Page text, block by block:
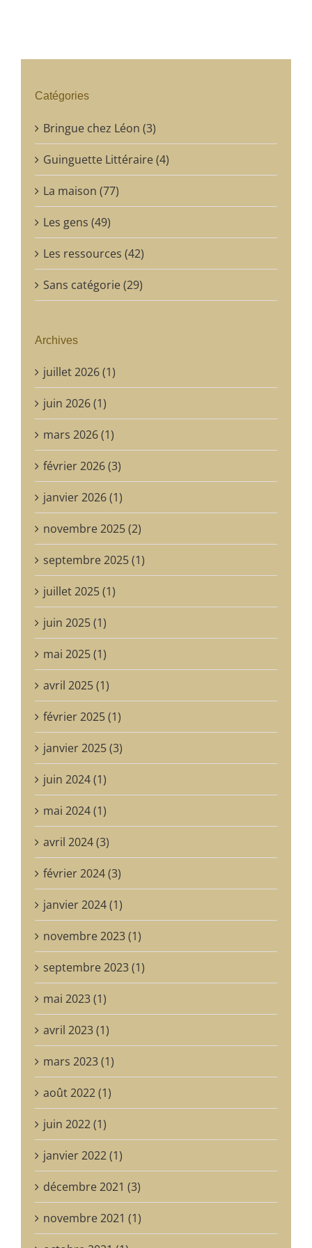
Catégories
Bringue chez Léon (3)
Guinguette Littéraire (4)
La maison (77)
Les gens (49)
Les ressources (42)
Sans catégorie (29)
Archives
juillet 2026 (1)
juin 2026 (1)
mars 2026 (1)
février 2026 (3)
janvier 2026 (1)
novembre 2025 (2)
septembre 2025 (1)
juillet 2025 (1)
juin 2025 (1)
mai 2025 (1)
avril 2025 (1)
février 2025 (1)
janvier 2025 (3)
juin 2024 (1)
mai 2024 (1)
avril 2024 (3)
février 2024 (3)
janvier 2024 (1)
novembre 2023 (1)
septembre 2023 (1)
mai 2023 (1)
avril 2023 (1)
mars 2023 (1)
août 2022 (1)
juin 2022 (1)
janvier 2022 (1)
décembre 2021 (3)
novembre 2021 (1)